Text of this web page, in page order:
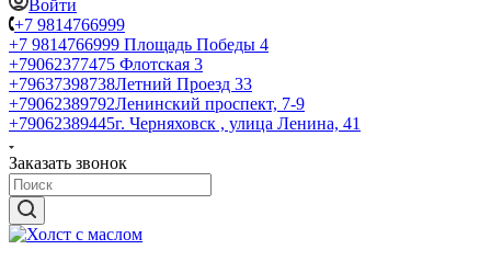
Войти
+7 9814766999
+7 9814766999 Площадь Победы 4
+79062377475 Флотская 3
+79637398738Летний Проезд 33
+79062389792Ленинский проспект, 7-9
+79062389445г. Черняховск , улица Ленина, 41
Заказать звонок